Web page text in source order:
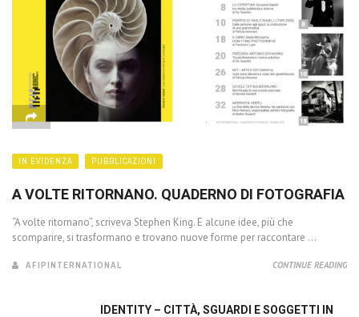
IN EVIDENZA PUBBLICAZIONI
A VOLTE RITORNANO. QUADERNO DI FOTOGRAFIA
“A volte ritornano”, scriveva Stephen King. E alcune idee, più che
scomparire, si trasformano e trovano nuove forme per raccontare ...
AFIPINTERNATIONAL CONTINUE READING
IDENTITY – CITTÀ, SGUARDI E SOGGETTI IN